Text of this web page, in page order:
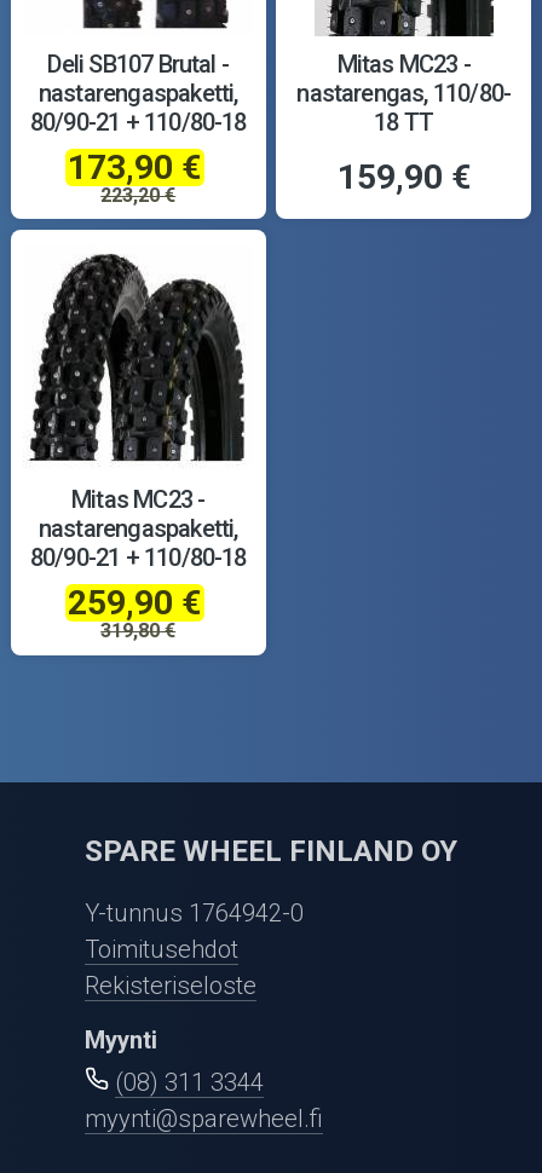
Deli SB107 Brutal -
nastarengaspaketti,
80/90-21 + 110/80-18
173,90 €
223,20 €
Mitas MC23 -
nastarengas, 110/80-
18 TT
159,90 €
Mitas MC23 -
nastarengaspaketti,
80/90-21 + 110/80-18
259,90 €
319,80 €
SPARE WHEEL FINLAND OY
Y-tunnus 1764942-0
Toimitusehdot
Rekisteriseloste
Myynti
(08) 311 3344
myynti@sparewheel.fi